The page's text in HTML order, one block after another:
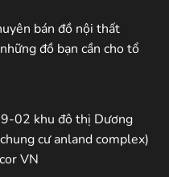
bán đồ nội thất
đồ bạn cần cho tổ
02 khu đô thị Dương
cư anland complex)
VN